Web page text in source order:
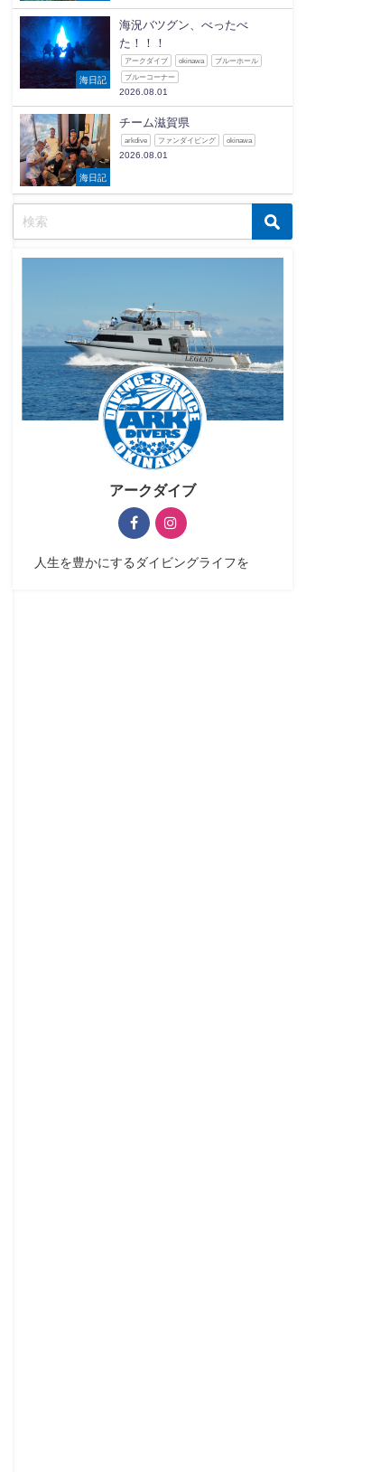
海日記
海況バツグン、べったべ
た！！！
アークダイブ okinawa ブルーホール
ブルーコーナー
2026.08.01
海日記
チーム滋賀県
arkdive ファンダイビング okinawa
2026.08.01
アークダイブ
人生を豊かにするダイビングライフを